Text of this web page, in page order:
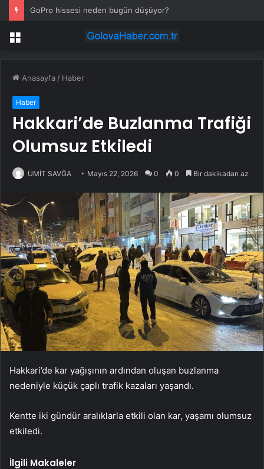
GoPro hissesi neden bugün düşüyor?
Menü
Anasayfa / Haber
Haber
Hakkari’de Buzlanma Trafiği
Olumsuz Etkiledi
ÜMİT SAVĞA Mayıs 22, 2026 0 0 Bir dakikadan az
Hakkari’de kar yağışının ardından oluşan buzlanma
nedeniyle küçük çaplı trafik kazaları yaşandı.
Kentte iki gündür aralıklarla etkili olan kar, yaşamı olumsuz
etkiledi.
İlgili Makaleler